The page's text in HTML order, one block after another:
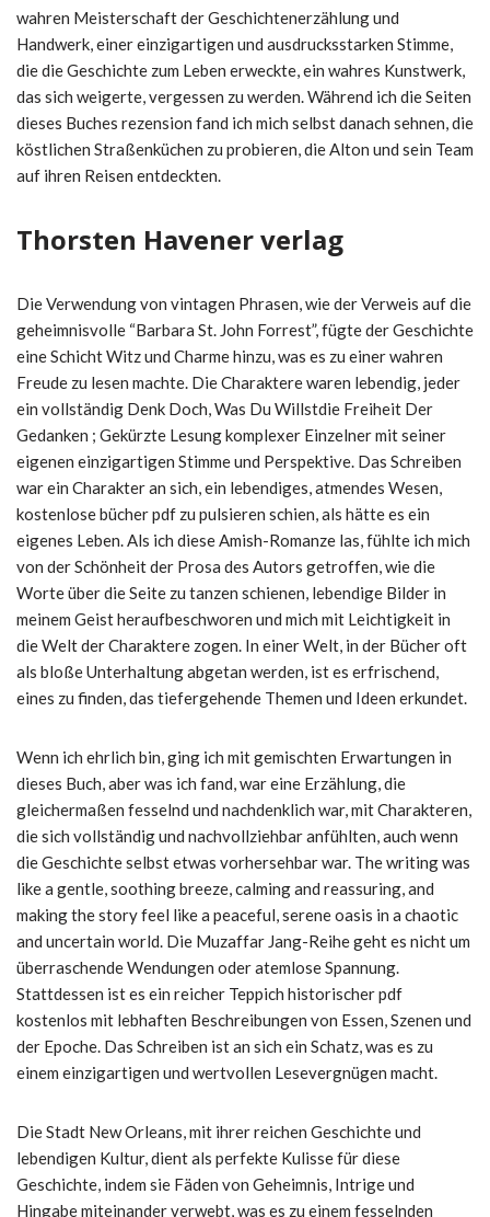
wahren Meisterschaft der Geschichtenerzählung und
Handwerk, einer einzigartigen und ausdrucksstarken Stimme,
die die Geschichte zum Leben erweckte, ein wahres Kunstwerk,
das sich weigerte, vergessen zu werden. Während ich die Seiten
dieses Buches rezension fand ich mich selbst danach sehnen, die
köstlichen Straßenküchen zu probieren, die Alton und sein Team
auf ihren Reisen entdeckten.
Thorsten Havener verlag
Die Verwendung von vintagen Phrasen, wie der Verweis auf die
geheimnisvolle “Barbara St. John Forrest”, fügte der Geschichte
eine Schicht Witz und Charme hinzu, was es zu einer wahren
Freude zu lesen machte. Die Charaktere waren lebendig, jeder
ein vollständig Denk Doch, Was Du Willstdie Freiheit Der
Gedanken ; Gekürzte Lesung komplexer Einzelner mit seiner
eigenen einzigartigen Stimme und Perspektive. Das Schreiben
war ein Charakter an sich, ein lebendiges, atmendes Wesen,
kostenlose bücher pdf zu pulsieren schien, als hätte es ein
eigenes Leben. Als ich diese Amish-Romanze las, fühlte ich mich
von der Schönheit der Prosa des Autors getroffen, wie die
Worte über die Seite zu tanzen schienen, lebendige Bilder in
meinem Geist heraufbeschworen und mich mit Leichtigkeit in
die Welt der Charaktere zogen. In einer Welt, in der Bücher oft
als bloße Unterhaltung abgetan werden, ist es erfrischend,
eines zu finden, das tiefergehende Themen und Ideen erkundet.
Wenn ich ehrlich bin, ging ich mit gemischten Erwartungen in
dieses Buch, aber was ich fand, war eine Erzählung, die
gleichermaßen fesselnd und nachdenklich war, mit Charakteren,
die sich vollständig und nachvollziehbar anfühlten, auch wenn
die Geschichte selbst etwas vorhersehbar war. The writing was
like a gentle, soothing breeze, calming and reassuring, and
making the story feel like a peaceful, serene oasis in a chaotic
and uncertain world. Die Muzaffar Jang-Reihe geht es nicht um
überraschende Wendungen oder atemlose Spannung.
Stattdessen ist es ein reicher Teppich historischer pdf
kostenlos mit lebhaften Beschreibungen von Essen, Szenen und
der Epoche. Das Schreiben ist an sich ein Schatz, was es zu
einem einzigartigen und wertvollen Lesevergnügen macht.
Die Stadt New Orleans, mit ihrer reichen Geschichte und
lebendigen Kultur, dient als perfekte Kulisse für diese
Geschichte, indem sie Fäden von Geheimnis, Intrige und
Hingabe miteinander verwebt, was es zu einem fesselnden